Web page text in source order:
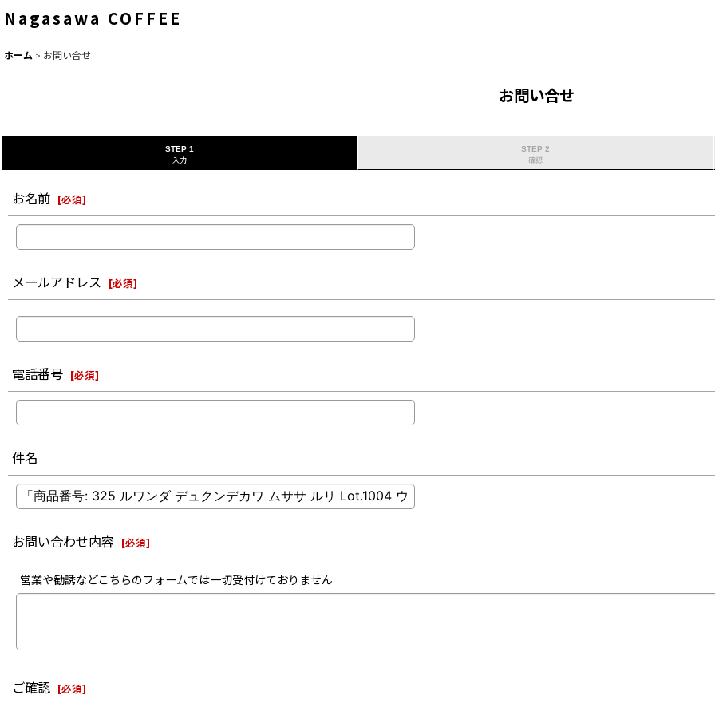
Nagasawa COFFEE
ホーム > お問い合せ
お問い合せ
STEP 1
入力
STEP 2
確認
お名前 [必須]
メールアドレス [必須]
電話番号 [必須]
件名
お問い合わせ内容 [必須]
営業や勧誘などこちらのフォームでは一切受付けておりません
ご確認 [必須]